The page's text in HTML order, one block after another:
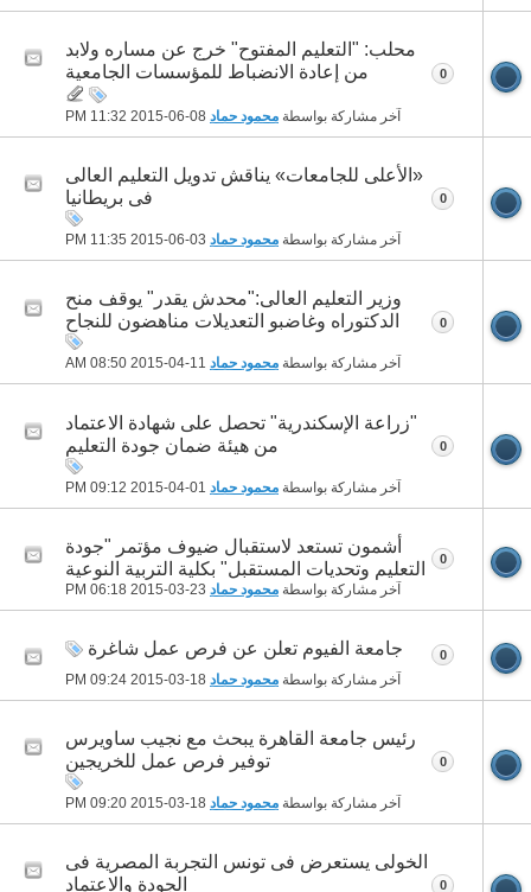
محلب: "التعليم المفتوح" خرج عن مساره ولابد
من إعادة الانضباط للمؤسسات الجامعية
آخر مشاركة بواسطة محمود حماد 11:32 PM
0
«الأعلى للجامعات» يناقش تدويل التعليم العالى
فى بريطانيا
آخر مشاركة بواسطة محمود حماد 11:35 PM
0
وزير التعليم العالى:"محدش يقدر" يوقف منح
الدكتوراه وغاضبو التعديلات مناهضون للنجاح
آخر مشاركة بواسطة محمود حماد 08:50 AM
0
"زراعة الإسكندرية" تحصل على شهادة الاعتماد
من هيئة ضمان جودة التعليم
آخر مشاركة بواسطة محمود حماد 09:12 PM
0
أشمون تستعد لاستقبال ضيوف مؤتمر "جودة
التعليم وتحديات المستقبل" بكلية التربية النوعية
آخر مشاركة بواسطة محمود حماد 06:18 PM
0
جامعة الفيوم تعلن عن فرص عمل شاغرة
آخر مشاركة بواسطة محمود حماد 09:24 PM
0
رئيس جامعة القاهرة يبحث مع نجيب ساويرس
توفير فرص عمل للخريجين
آخر مشاركة بواسطة محمود حماد 09:20 PM
0
الخولى يستعرض فى تونس التجربة المصرية فى
الجودة والاعتماد
0